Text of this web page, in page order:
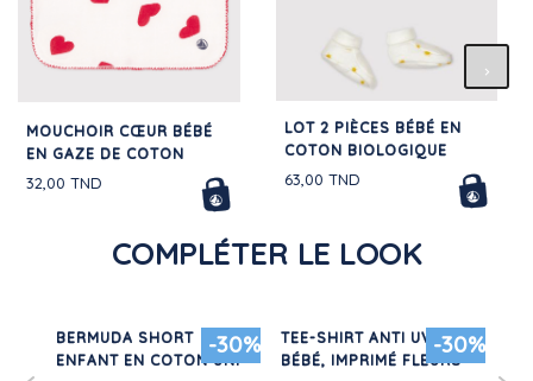
MOUCHOIR CŒUR BÉBÉ
EN GAZE DE COTON
32,00 TND
LOT 2 PIÈCES BÉBÉ EN
COTON BIOLOGIQUE
63,00 TND
COMPLÉTER LE LOOK
-30%
BERMUDA SHORT
ENFANT EN COTON UNI
-30%
TEE-SHIRT ANTI UV
BÉBÉ, IMPRIMÉ FLEURS